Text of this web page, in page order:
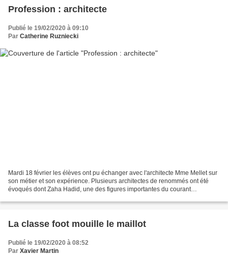
Profession : architecte
Publié le 19/02/2020 à 09:10
Par Catherine Ruzniecki
Mardi 18 février les élèves ont pu échanger avec l'architecte Mme Mellet sur
son métier et son expérience. Plusieurs architectes de renommés ont été
évoqués dont Zaha Hadid, une des figures importantes du courant
La classe foot mouille le maillot
Publié le 19/02/2020 à 08:52
Par Xavier Martin